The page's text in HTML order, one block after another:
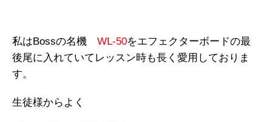
私はBossの名機 WL-50をエフェクターボードの最
後尾に入れていてレッスン時も長く愛用しておりま
す。
生徒様からよく